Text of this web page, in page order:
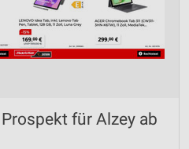
für Alzey ab